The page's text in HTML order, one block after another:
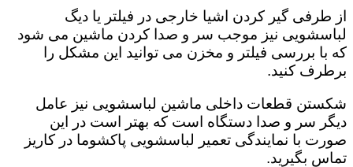
از طرفی گیر کردن اشیا خارجی در فیلتر یا دیگ
لباسشویی نیز موجب سر و صدا کردن ماشین می شود
که با بررسی فیلتر و مخزن می توانید این مشکل را
برطرف کنید.
شکستن قطعات داخلی ماشین لباسشویی نیز عامل
دیگر سر و صدا دستگاه است که بهتر است در این
صورت با نمایندگی تعمیر لباسشویی پاکشوما در کاریز
تماس بگیرید.